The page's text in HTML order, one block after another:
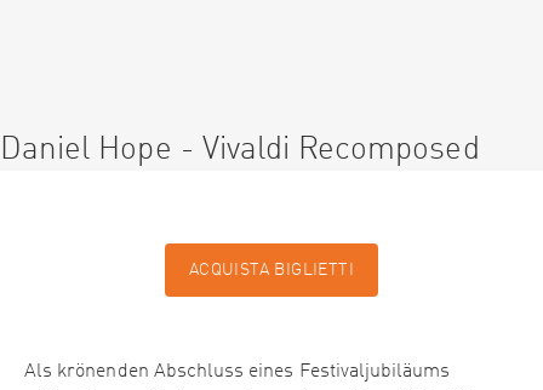
Daniel Hope - Vivaldi Recomposed
ACQUISTA BIGLIETTI
Als krönenden Abschluss eines Festivaljubiläums